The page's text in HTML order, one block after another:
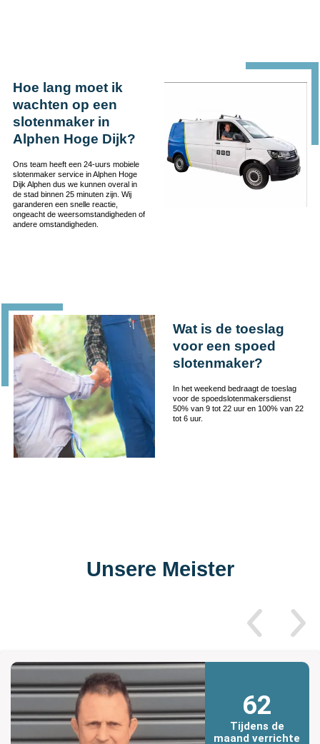
Hoe lang moet ik
wachten op een
slotenmaker in
Alphen Hoge Dijk?
Ons team heeft een 24-uurs mobiele
slotenmaker service in Alphen Hoge
Dijk Alphen dus we kunnen overal in
de stad binnen 25 minuten zijn. Wij
garanderen een snelle reactie,
ongeacht de weersomstandigheden of
andere omstandigheden.
Wat is de toeslag
voor een spoed
slotenmaker?
In het weekend bedraagt de toeslag
voor de spoedslotenmakersdienst
50% van 9 tot 22 uur en 100% van 22
tot 6 uur.
Unsere Meister
62
Tijdens de
maand verrichte